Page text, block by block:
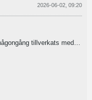
2026-06-02, 09:20
Någon som känner till om Zalt 14 någongång tillverkats med fenor?